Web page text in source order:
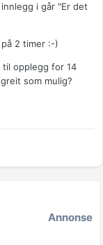
i går "Er det
2 timer :-)
opplegg for 14
som mulig?
Annonse